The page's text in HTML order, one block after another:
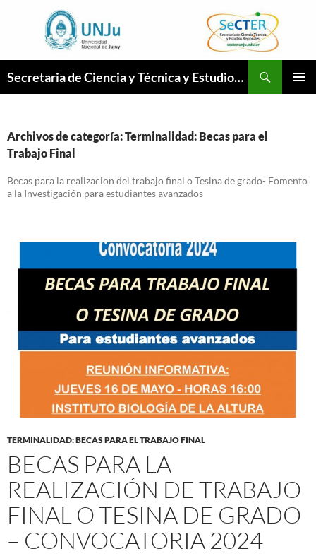
página
Secretaria de Ciencia y Técnica y Estudios Regionales
Archivos de categoría: Terminalidad: Becas para el
Trabajo Final
Becas para la realizacion del trabajo final o Tesina de grado- Fomento
a la Investigación para estudiantes avanzados
TERMINALIDAD: BECAS PARA EL TRABAJO FINAL
BECAS PARA LA
REALIZACIÓN DE TRABAJO
FINAL O TESINA DE GRADO
– CONVOCATORIA 2024